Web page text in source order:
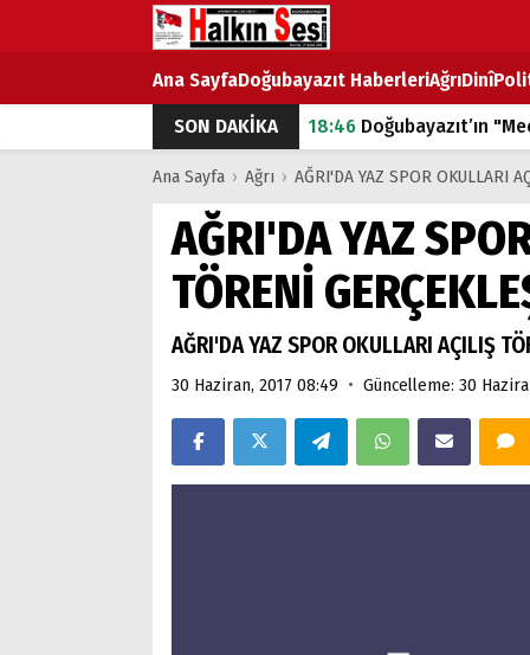
Ana SayfaDoğubayazıt HaberleriAğrıDinî
SON DAKİKA
18:46 Doğubayazıt’ın
07:53 Doğubayazıt’ta
07:16 Doğubayazıt'ta
07:00DEVLET ve HÜKÜMET
18:29ÇARŞI CADDESİ YAZ
Ana Sayfa › Ağrı › AĞRI'DA YAZ SPOR OKULLARI
AĞRI'DA YAZ
TÖRENİ
AĞRI'DA YAZ SPOR OKULLARI AÇILIŞ
30 Haziran, 2017 08:49 • Güncelleme: 30